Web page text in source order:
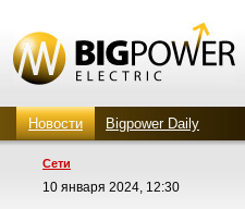
Новости Bigpower Daily
Сети
10 января 2024, 12:30